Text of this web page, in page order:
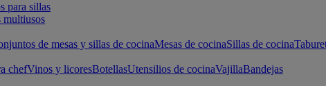
para sillas
multiusos
de mesas y sillas de cocinaMesas de cocinaSillas de cocina
chefVinos y licoresBotellasUtensilios de cocinaVajillaBandejas